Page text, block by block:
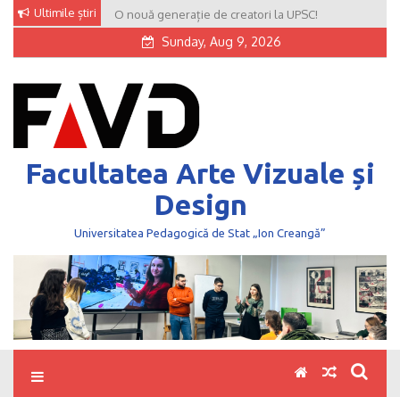
Skip
content
Ultimile știri O nouă generație de creatori la UPSC!
Sunday, Aug 9, 2026
Facultatea Arte Vizuale și
Design
Universitatea Pedagogică de Stat „Ion Creangă”